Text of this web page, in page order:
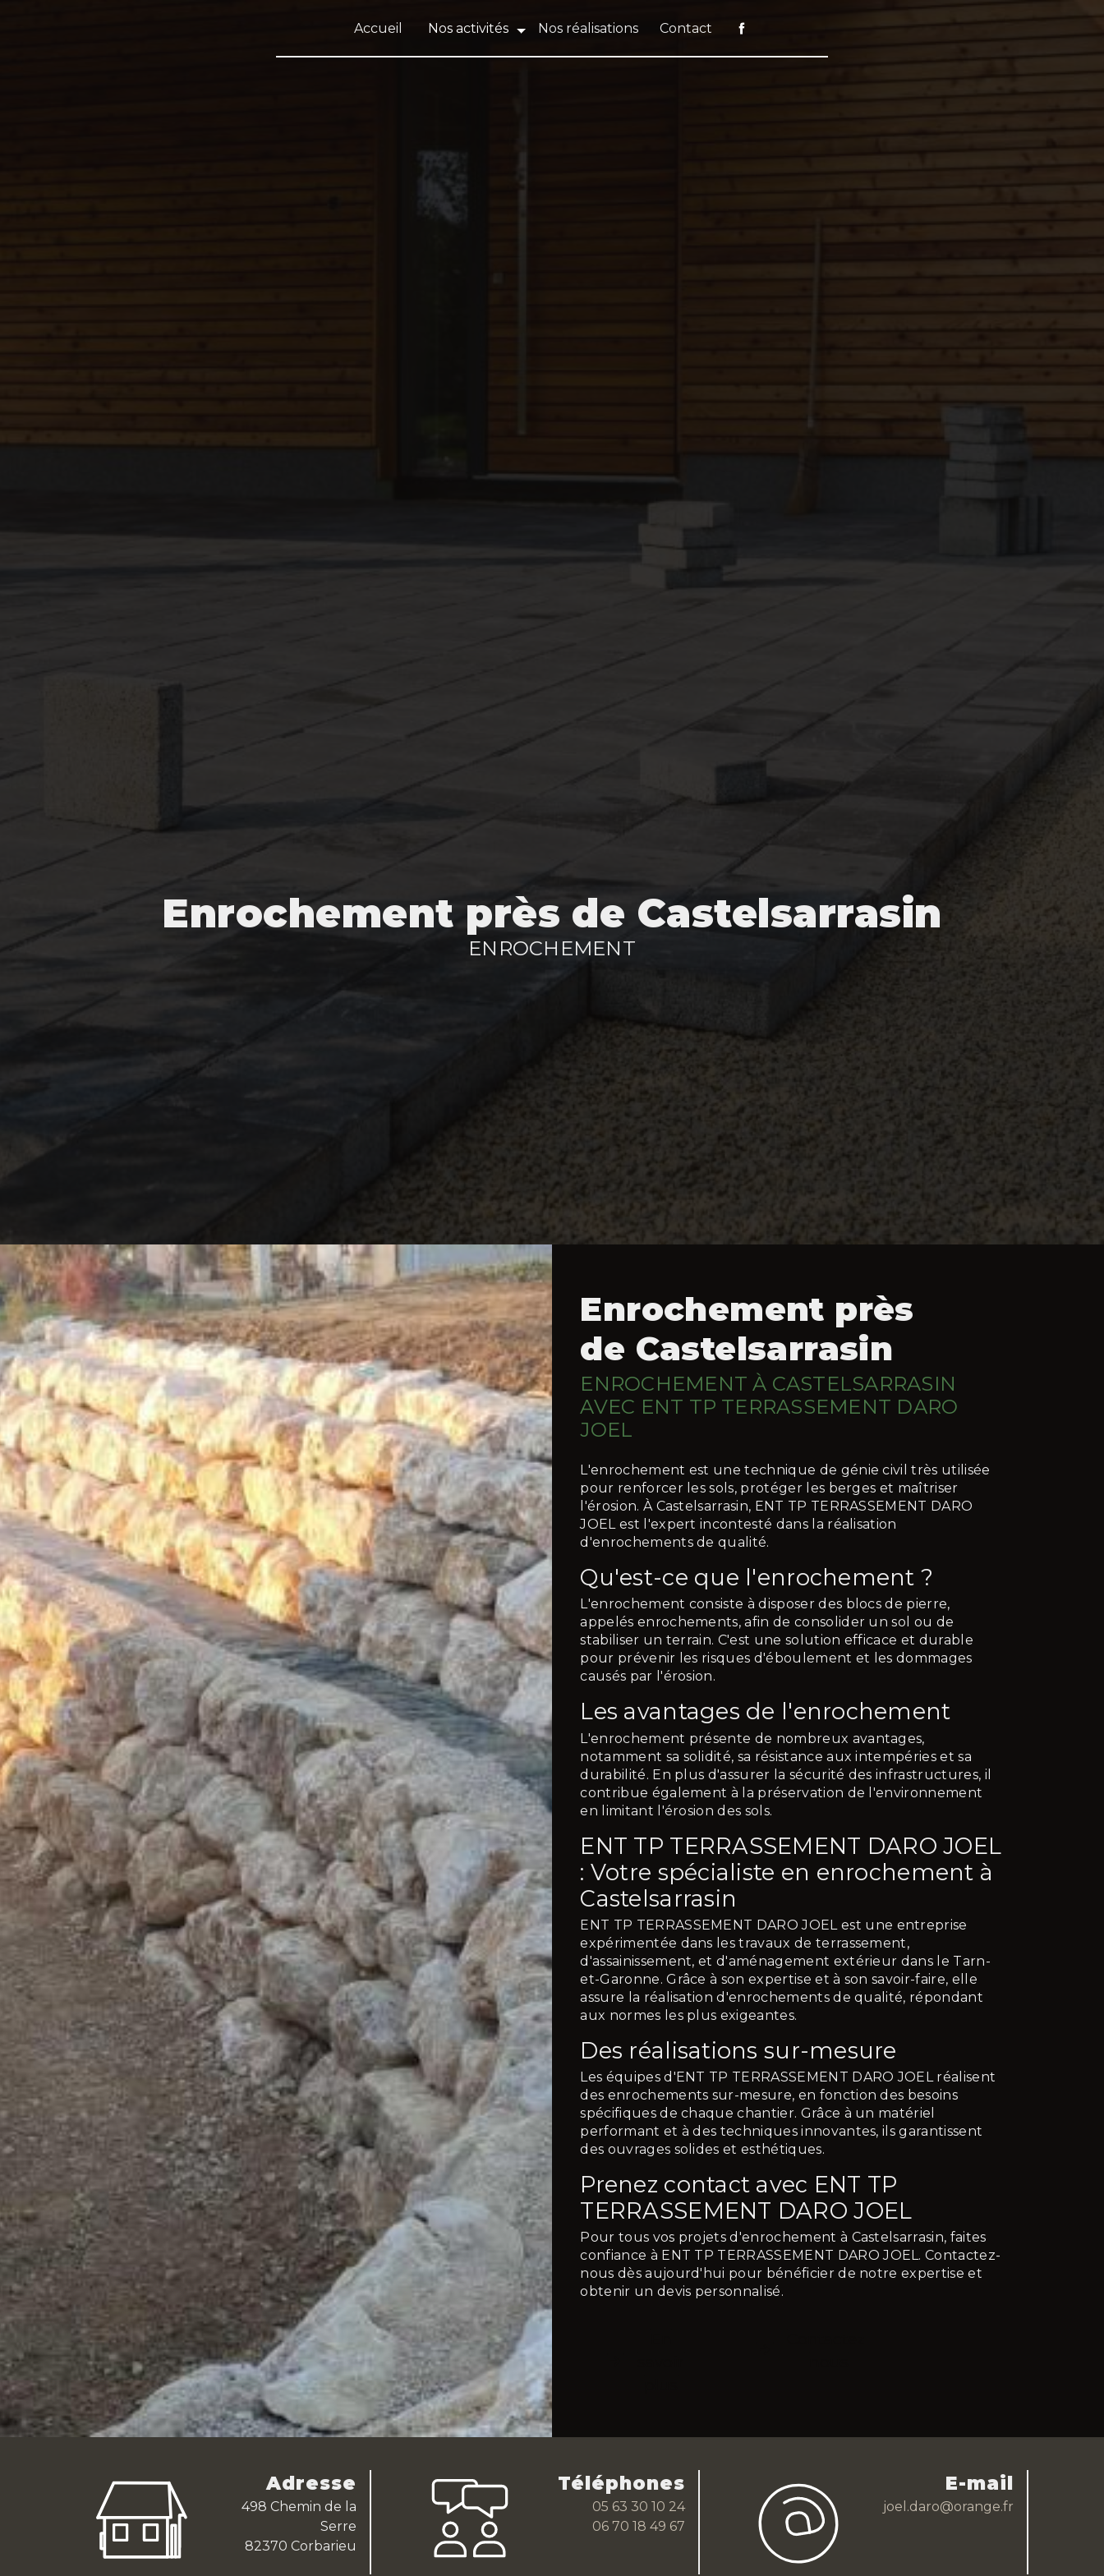
Accueil Nos activités Nos réalisations Contact
Enrochement près de Castelsarrasin
ENROCHEMENT
Enrochement près
de Castelsarrasin
ENROCHEMENT À CASTELSARRASIN
AVEC ENT TP TERRASSEMENT DARO
JOEL
L'enrochement est une technique de génie civil très utilisée
pour renforcer les sols, protéger les berges et maîtriser
l'érosion. À Castelsarrasin, ENT TP TERRASSEMENT DARO
JOEL est l'expert incontesté dans la réalisation
d'enrochements de qualité.
Qu'est-ce que l'enrochement ?
L'enrochement consiste à disposer des blocs de pierre,
appelés enrochements, afin de consolider un sol ou de
stabiliser un terrain. C'est une solution efficace et durable
pour prévenir les risques d'éboulement et les dommages
causés par l'érosion.
Les avantages de l'enrochement
L'enrochement présente de nombreux avantages,
notamment sa solidité, sa résistance aux intempéries et sa
durabilité. En plus d'assurer la sécurité des infrastructures, il
contribue également à la préservation de l'environnement
en limitant l'érosion des sols.
ENT TP TERRASSEMENT DARO JOEL
: Votre spécialiste en enrochement à
Castelsarrasin
ENT TP TERRASSEMENT DARO JOEL est une entreprise
expérimentée dans les travaux de terrassement,
d'assainissement, et d'aménagement extérieur dans le Tarn-
et-Garonne. Grâce à son expertise et à son savoir-faire, elle
assure la réalisation d'enrochements de qualité, répondant
aux normes les plus exigeantes.
Des réalisations sur-mesure
Les équipes d'ENT TP TERRASSEMENT DARO JOEL réalisent
des enrochements sur-mesure, en fonction des besoins
spécifiques de chaque chantier. Grâce à un matériel
performant et à des techniques innovantes, ils garantissent
des ouvrages solides et esthétiques.
Prenez contact avec ENT TP
TERRASSEMENT DARO JOEL
Pour tous vos projets d'enrochement à Castelsarrasin, faites
confiance à ENT TP TERRASSEMENT DARO JOEL. Contactez-
nous dès aujourd'hui pour bénéficier de notre expertise et
obtenir un devis personnalisé.
Adresse
498 Chemin de la
Serre
82370 Corbarieu
Téléphones
05 63 30 10 24
06 70 18 49 67
E-mail
joel.daro@orange.fr